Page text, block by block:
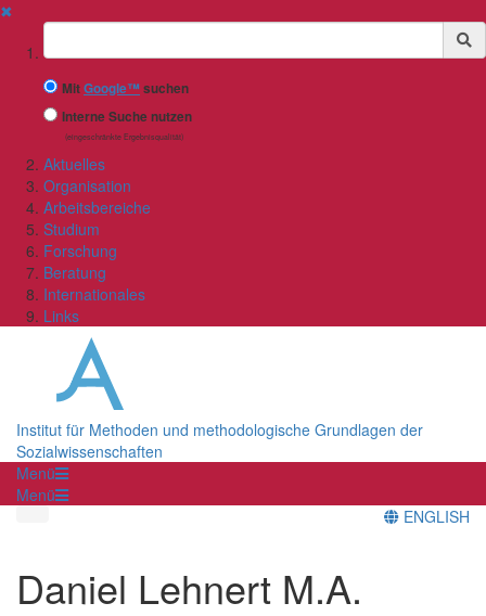
✖
Suchbegriff
MitGoogle™ suchen
Interne Suche nutzen
(eingeschränkte Ergebnisqualität)
Aktuelles
Organisation
Arbeitsbereiche
Studium
Forschung
Beratung
Internationales
Links
Institut für Methoden und methodologische Grundlagen der
Sozialwissenschaften
Menü
Menü
ENGLISH
Daniel Lehnert M.A.